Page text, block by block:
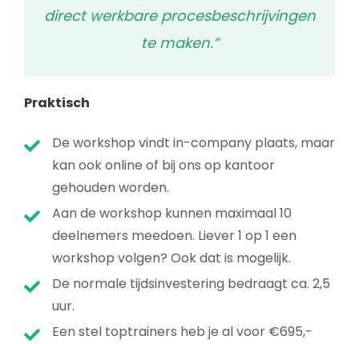
direct werkbare procesbeschrijvingen
te maken.”
Praktisch
De workshop vindt in-company plaats, maar
kan ook online of bij ons op kantoor
gehouden worden.
Aan de workshop kunnen maximaal 10
deelnemers meedoen. Liever 1 op 1 een
workshop volgen? Ook dat is mogelijk.
De normale tijdsinvestering bedraagt ca. 2,5
uur.
Een stel toptrainers heb je al voor €695,-